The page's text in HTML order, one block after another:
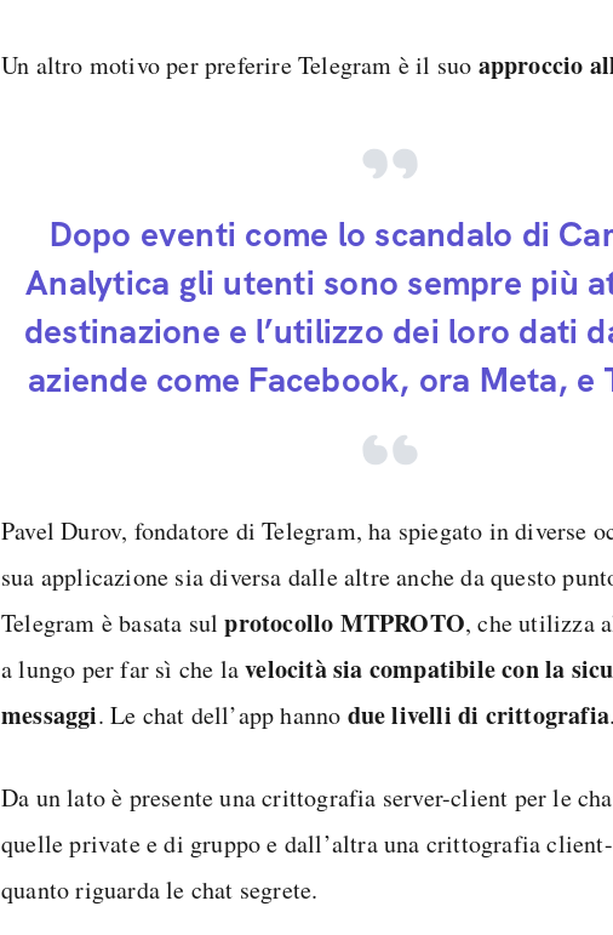
Un altro motivo per preferire Telegram è il suo approccio
Dopo eventi come lo scandalo di
Analytica gli utenti sono sempre più
destinazione e l’utilizzo dei loro dati
aziende come Facebook, ora Meta, e
Pavel Durov, fondatore di Telegram, ha spiegato in diverse
sua applicazione sia diversa dalle altre anche da questo
Telegram è basata sulprotocollo MTPROTO, che utilizza
a lungo per far sì che lavelocità sia compatibile con la
messaggi. Le chat dell’app hanno due livelli di crittografia.
Da un lato è presente una crittografia server-client per le
quelle private e di gruppo e dall’altra una crittografia
quanto riguarda le chat segrete.